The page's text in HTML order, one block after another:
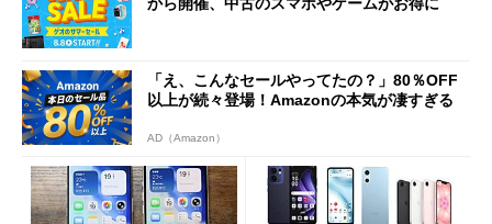
「え、こんなセールやってたの？」80％OFF
以上が続々登場！Amazonの本気が凄すぎる
AD（Amazon）